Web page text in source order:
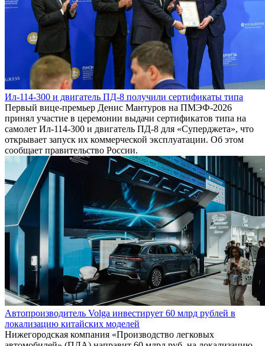
Ил-114-300 и двигатель ПД-8 получили сертификаты типа
Первый вице-премьер Денис Мантуров на ПМЭФ-2026
принял участие в церемонии выдачи сертификатов типа на
самолет Ил-114-300 и двигатель ПД-8 для «Суперджета», что
открывает запуск их коммерческой эксплуатации. Об этом
сообщает правительство России.
Автопроизводитель Volga инвестирует 60 млрд рублей в
локализацию китайских моделей
Нижегородская компания «Производство легковых